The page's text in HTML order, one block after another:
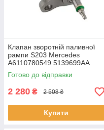
Клапан зворотній паливної
рампи S203 Mercedes
A6110780549 5139699AA
0281002698 281002698
6110780549
Готово до відправки
2 280 ₴ 2 508 ₴
Купити